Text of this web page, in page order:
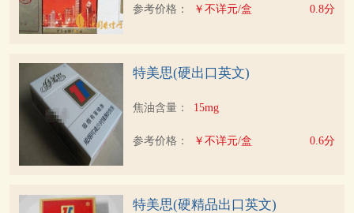
参考价格： ￥不详元/盒 0.8分
特美思(硬出口英文)
焦油含量： 15mg
参考价格： ￥不详元/盒 0.6分
特美思(硬精品出口英文)